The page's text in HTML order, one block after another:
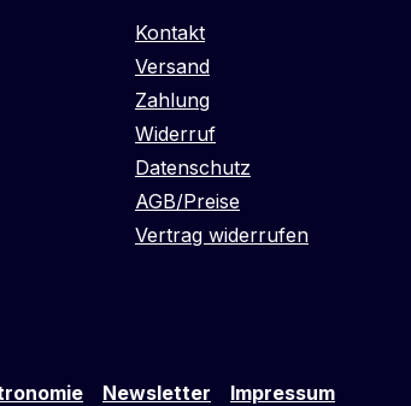
Kontakt
Versand
Zahlung
Widerruf
Datenschutz
AGB/Preise
Vertrag widerrufen
Newsletter Impressum